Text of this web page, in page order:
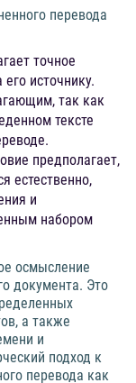
перевода
точное
источнику.
так как
тексте
предполагает,
естественно,
и
набором
осмысление
документа. Это
а также
и
подход к
перевода как